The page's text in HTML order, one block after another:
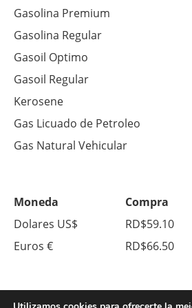
Gasolina Premium
Gasolina Regular
Gasoil Optimo
Gasoil Regular
Kerosene
Gas Licuado de Petroleo
Gas Natural Vehicular
Moneda Compra
Dolares US$
RD$59.10
Euros €
RD$66.50